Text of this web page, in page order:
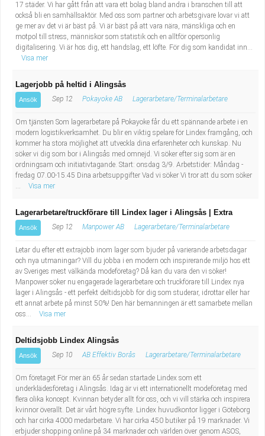
17 städer. Vi har gått från att vara ett bolag bland andra i branschen till att
också bli en samhällsaktör. Med oss som partner och arbetsgivare lovar vi att
ge mer av det vi är bäst på. Vi är bäst på att vara nära, mänskliga och en
motpol till stress, människor som statistik och en alltför opersonlig
digitalisering. Vi är hos dig, ett handslag, ett löfte. För dig som kandidat inn...
Visa mer
Lagerjobb på heltid i Alingsås
Ansök Sep 12 Pokayoke AB Lagerarbetare/Terminalarbetare
Om tjänsten Som lagerarbetare på Pokayoke får du ett spännande arbete i en
modern logistikverksamhet. Du blir en viktig spelare för Lindex framgång, och
kommer ha stora möjlighet att utveckla dina erfarenheter och kunskap. Nu
söker vi dig som bor i Alingsås med omnejd. Vi söker efter sig som är en
ordningsam och initiativtagande. Start: onsdag 3/9. Arbetstider: Måndag -
fredag 07.00-15.45 Dina arbetsuppgifter Vad vi söker Vi tror att du som söker
...
Visa mer
Lagerarbetare/truckförare till Lindex lager i Alingsås | Extra
Ansök Sep 12 Manpower AB Lagerarbetare/Terminalarbetare
Letar du efter ett extrajobb inom lager som bjuder på varierande arbetsdagar
och nya utmaningar? Vill du jobba i en modern och inspirerande miljö hos ett
av Sveriges mest välkända modeföretag? Då kan du vara den vi söker!
Manpower söker nu engagerade lagerarbetare och truckförare till Lindex nya
lager i Alingsås - ett perfekt deltidsjobb för dig som studerar, idrottar eller har
ett annat arbete på minst 50%! Den här bemanningen är ett samarbete mellan
oss...
Visa mer
Deltidsjobb Lindex Alingsås
Ansök Sep 10 AB Effektiv Borås Lagerarbetare/Terminalarbetare
Om företaget För mer än 65 år sedan startade Lindex som ett
underklädesföretag i Alingsås. Idag är vi ett internationellt modeföretag med
flera olika koncept. Kvinnan betyder allt för oss, och vi vill stärka och inspirera
kvinnor överallt. Det är vårt högre syfte. Lindex huvudkontor ligger i Göteborg
och har cirka 4000 medarbetare. Vi har cirka 450 butiker på 19 marknader. Vi
erbjuder shopping online på 34 marknader och världen över genom ASOS,